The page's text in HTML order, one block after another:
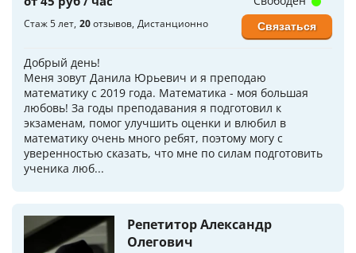
Стаж 5 лет 20отзывов Дистанционно
Добрый день!
Меня зовут Данила Юрьевич и я преподаю
математику с 2019 года. Математика - моя большая
любовь! За годы преподавания я подготовил к
экзаменам, помог улучшить оценки и влюбил в
математику очень много ребят, поэтому могу с
уверенностью сказать, что мне по силам подготовить
ученика люб...
Связаться
Репетитор Александр
Олегович